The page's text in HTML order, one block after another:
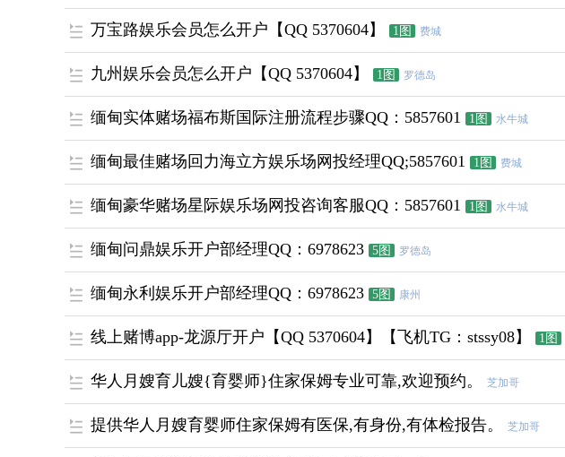
万宝路娱乐会员怎么开户【QQ 5370604】 1图 费城
九州娱乐会员怎么开户【QQ 5370604】 1图 罗德岛
缅甸实体赌场福布斯国际注册流程步骤QQ：5857601 1图 水牛城
缅甸最佳赌场回力海立方娱乐场网投经理QQ;5857601 1图 费城
缅甸豪华赌场星际娱乐场网投咨询客服QQ：5857601 1图 水牛城
缅甸问鼎娱乐开户部经理QQ：6978623 5图 罗德岛
缅甸永利娱乐开户部经理QQ：6978623 5图 康州
线上赌博app-龙源厅开户【QQ 5370604】【飞机TG：stssy08】 1图
华人月嫂育儿嫂{育婴师}住家保姆专业可靠,欢迎预约。 芝加哥
提供华人月嫂育婴师住家保姆有医保,有身份,有体检报告。 芝加哥